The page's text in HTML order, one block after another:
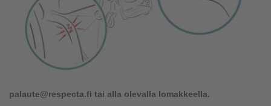
palaute@respecta.fi tai alla olevalla lomakkeella.